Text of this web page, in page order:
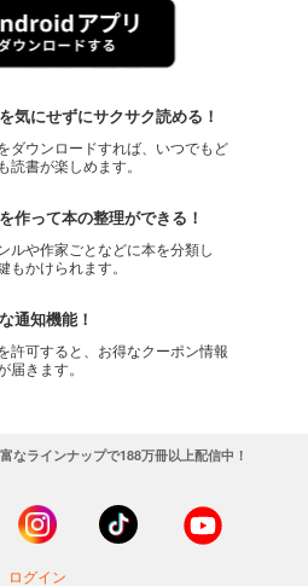
気にせずにサクサク読める！
ダウンロードすれば、いつでもど
読書が楽しめます。
作って本の整理ができる！
ルや作家ごとなどに本を分類し
もかけられます。
通知機能！
許可すると、お得なクーポン情報
届きます。
なラインナップで188万冊以上配信中！
ログイン